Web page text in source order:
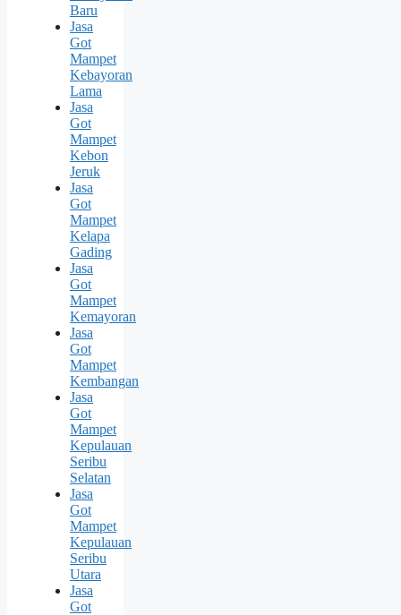
Baru
Jasa
Got
Mampet
Kebayoran
Lama
Jasa
Got
Mampet
Kebon
Jeruk
Jasa
Got
Mampet
Kelapa
Gading
Jasa
Got
Mampet
Kemayoran
Jasa
Got
Mampet
Kembangan
Jasa
Got
Mampet
Kepulauan
Seribu
Selatan
Jasa
Got
Mampet
Kepulauan
Seribu
Utara
Jasa
Got